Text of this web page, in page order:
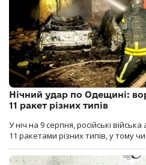
Нічний удар по Одещині:
11 ракет різних типів
У ніч на 9 серпня, російські
11 ракетами різних типів, у тому